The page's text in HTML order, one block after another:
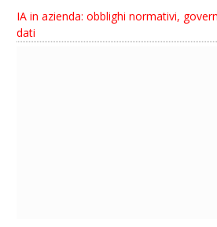
IA in azienda: obblighi normativi,
dati